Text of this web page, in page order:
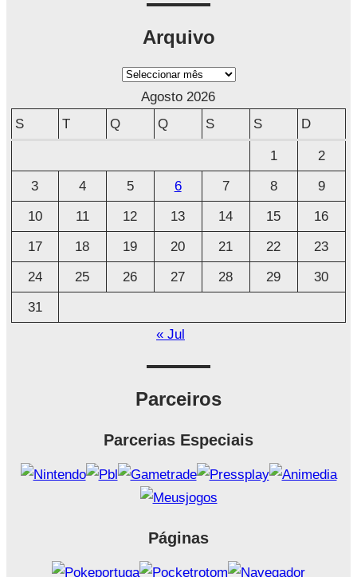
Arquivo
A
v
o
Agosto 2026
S
T Q Q S S D
1
2
3
4 5 6 7 8
9
10
11 12 13 14 15
16
17
18 19 20 21 22
23
24
25 26 27 28 29
30
31
« Jul
Parceiros
Parcerias Especiais
Páginas